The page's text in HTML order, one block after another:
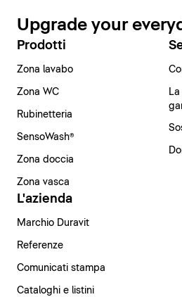
Upgrade your
Prodotti
Zona lavabo
Zona WC
Rubinetteria
SensoWash®
Zona doccia
Zona vasca
L'azienda
Marchio Duravit
Referenze
Comunicati stampa
Cataloghi e listini